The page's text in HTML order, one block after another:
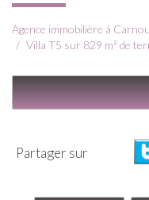
Agence immobilière à
Villa T5 sur 829 m² de
Partager sur